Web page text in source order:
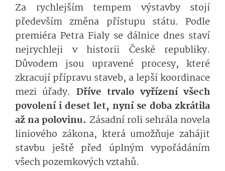
Za rychlejším tempem výstavby stojí
především změna přístupu státu. Podle
premiéra Petra Fialy se dálnice dnes staví
nejrychleji v historii České republiky.
Důvodem jsou upravené procesy, které
zkracují přípravu staveb, a lepší koordinace
mezi úřady. Dříve trvalo vyřízení všech
povolení i deset let, nyní se doba zkrátila
až na polovinu. Zásadní roli sehrála novela
liniového zákona, která umožňuje zahájit
stavbu ještě před úplným vypořádáním
všech pozemkových vztahů.